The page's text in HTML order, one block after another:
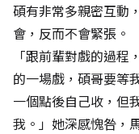
碩有非常多親密互動
會，反而不會緊張。
「跟前輩對戲的過
的一場戲，碩哥要等
一個點後自己收，但
我。」她深感愧咎，